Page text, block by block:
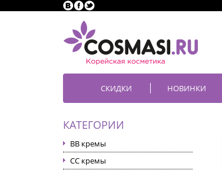
СКИДКИ НОВИНКИ
КАТЕГОРИИ
BB кремы
CC кремы